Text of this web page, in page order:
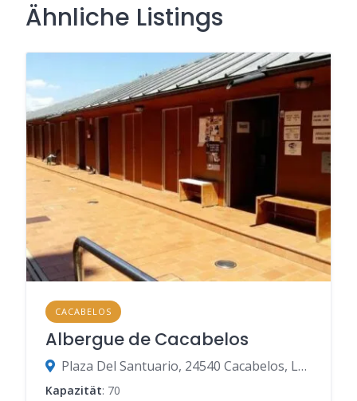
Ähnliche Listings
CACABELOS
Albergue de Cacabelos
Plaza Del Santuario, 24540 Cacabelos, León, Spanien
Kapazität: 70